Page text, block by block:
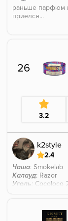
раньше парфюм
приелся...
26
3.2
k2style
2.4
Чаша: Smokelab
Калауд: Razor
Уголь : Cocoloco
Когда покупал